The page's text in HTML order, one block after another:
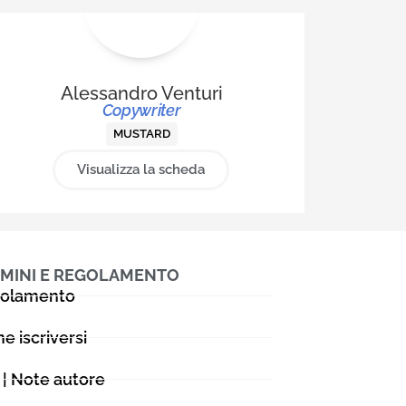
Oggi il
da
Roche,
Alessandro Venturi
Copywriter
MUSTARD
Visualizza la scheda
E REGOLAMENTO
iscriversi
| Note autore